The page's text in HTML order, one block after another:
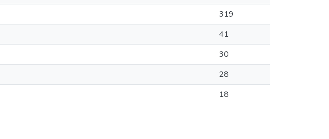
319
41
30
28
18